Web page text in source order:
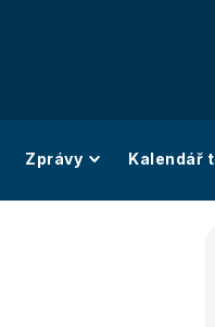
Zprávy Kalendář